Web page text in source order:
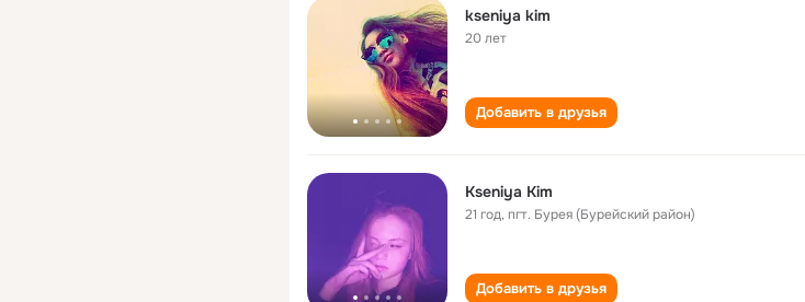
kseniya kim
20 лет
Добавить в друзья
Kseniya Kim
21 год,пгт. Бурея (Бурейский район)
Добавить в друзья